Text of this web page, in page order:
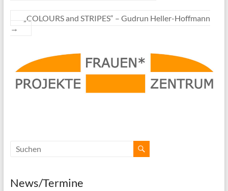
„COLOURS and STRIPES“ – Gudrun Heller-Hoffmann
→
News/Termine